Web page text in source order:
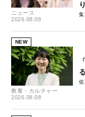
ニュース
2026.08.08
NEW
教養・カルチャー
2026.08.08